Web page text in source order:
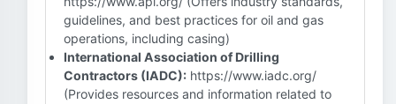
guidelines, and best practices for oil and gas
operations, including casing)
International Association of Drilling
Contractors (IADC): https://www.iadc.org/
(Provides resources and information related to